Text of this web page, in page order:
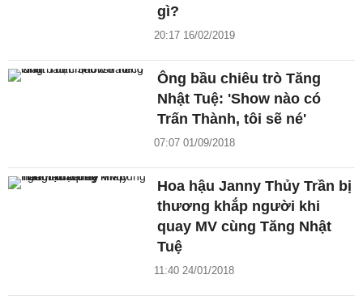
gì?
20:17 16/02/2019
Ông bầu chiêu trò Tăng
Nhật Tuệ: 'Show nào có
Trấn Thành, tôi sẽ né'
07:07 01/09/2018
Hoa hậu Janny Thủy Trần bị
thương khắp người khi
quay MV cùng Tăng Nhật
Tuệ
11:40 24/01/2018